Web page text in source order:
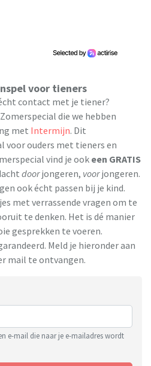
voor tieners
contact met je tiener?
die we hebben
met Intermijn. Dit
voor ouders met tieners en
vind je ook een GRATIS
doorjongeren, voorjongeren.
ook écht passen bij je kind.
met verrassende vragen om te
te denken. Het is dé manier
gesprekken te voeren.
Meld je hieronder aan
mail te ontvangen.
e-mail die naar je e-mailadres wordt